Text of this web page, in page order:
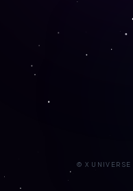
© X UNIVERSE